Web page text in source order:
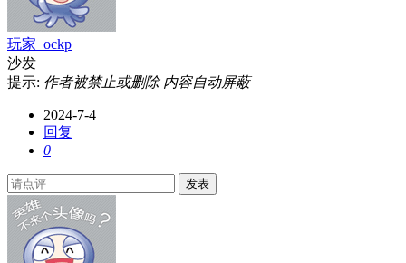
玩家_ockp
沙发
提示: 作者被禁止或删除 内容自动屏蔽
2024-7-4
回复
0
发表